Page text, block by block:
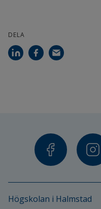
DELA
Högskolan i Halmstad